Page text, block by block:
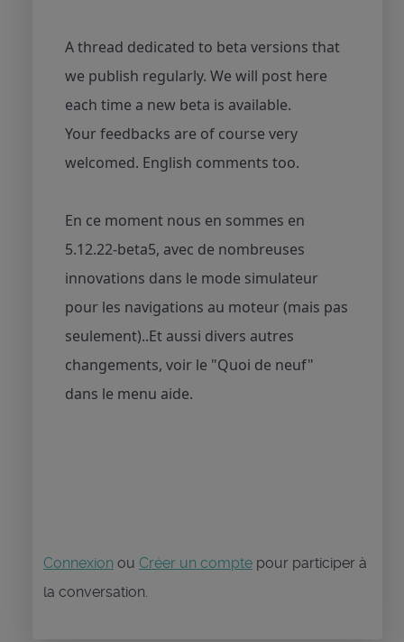
A thread dedicated to beta versions that
we publish regularly. We will post here
each time a new beta is available.
Your feedbacks are of course very
welcomed. English comments too.
En ce moment nous en sommes en
5.12.22-beta5, avec de nombreuses
innovations dans le mode simulateur
pour les navigations au moteur (mais pas
seulement)..Et aussi divers autres
changements, voir le "Quoi de neuf"
dans le menu aide.
Connexion ou Créer un compte pour participer à
la conversation.